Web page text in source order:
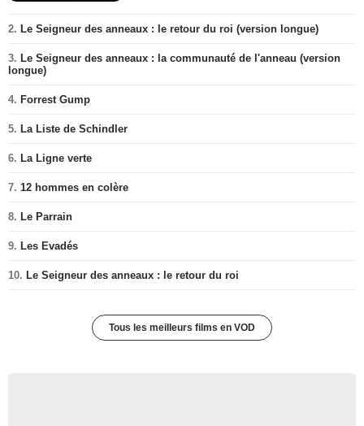
2. Le Seigneur des anneaux : le retour du roi (version longue)
3. Le Seigneur des anneaux : la communauté de l'anneau (version
longue)
4. Forrest Gump
5. La Liste de Schindler
6. La Ligne verte
7. 12 hommes en colère
8. Le Parrain
9. Les Evadés
10. Le Seigneur des anneaux : le retour du roi
Tous les meilleurs films en VOD